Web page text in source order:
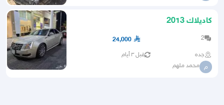
كاديلاك 2013
2
24,000
جده قبل ٣ أيام
م محمد ملهم